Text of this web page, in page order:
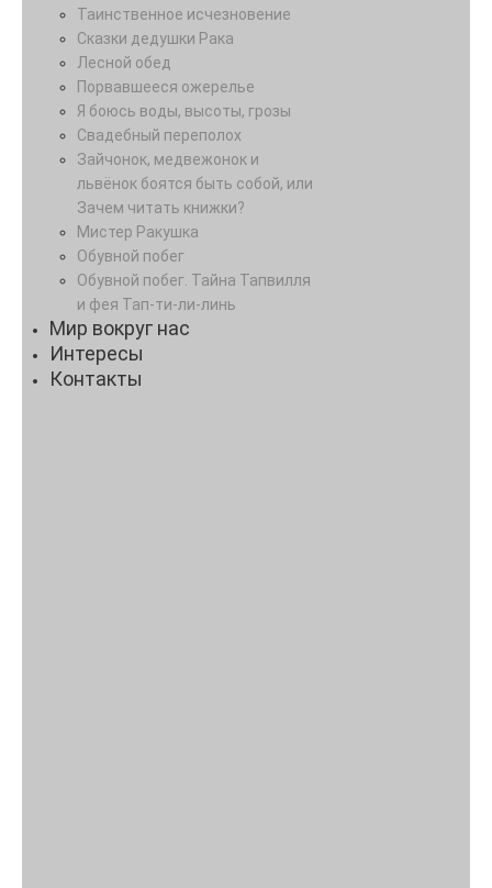
Таинственное исчезновение
Сказки дедушки Рака
Лесной обед
Порвавшееся ожерелье
Я боюсь воды, высоты, грозы
Свадебный переполох
Зайчонок, медвежонок и
львёнок боятся быть собой, или
Зачем читать книжки?
Мистер Ракушка
Обувной побег
Обувной побег. Тайна Тапвилля
и фея Тап-ти-ли-линь
Мир вокруг нас
Интересы
Контакты